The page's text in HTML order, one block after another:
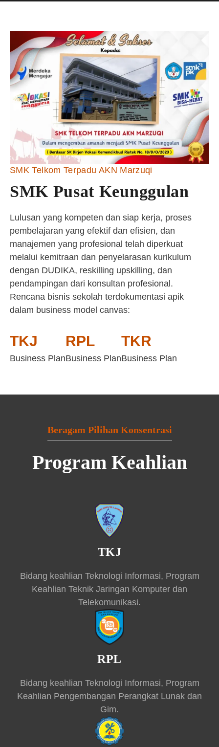
SMK Telkom Terpadu AKN Marzuqi
SMK Pusat Keunggulan
Lulusan yang kompeten dan siap kerja, proses
pembelajaran yang efektif dan efisien, dan
manajemen yang profesional telah diperkuat
melalui kemitraan dan penyelarasan kurikulum
dengan DUDIKA, reskilling upskilling, dan
pendampingan dari konsultan profesional.
Rencana bisnis sekolah terdokumentasi apik
dalam business model canvas:
TKJ
Business Plan
RPL
Business Plan
TKR
Business Plan
Beragam Pilihan Konsentrasi
Program Keahlian
TKJ
Bidang keahlian Teknologi Informasi, Program
Keahlian Teknik Jaringan Komputer dan
Telekomunikasi.
RPL
Bidang keahlian Teknologi Informasi, Program
Keahlian Pengembangan Perangkat Lunak dan
Gim.